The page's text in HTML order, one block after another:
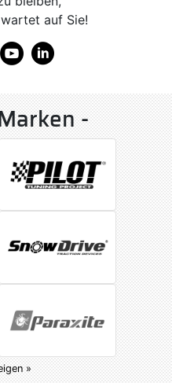
auf Sie!
-
»